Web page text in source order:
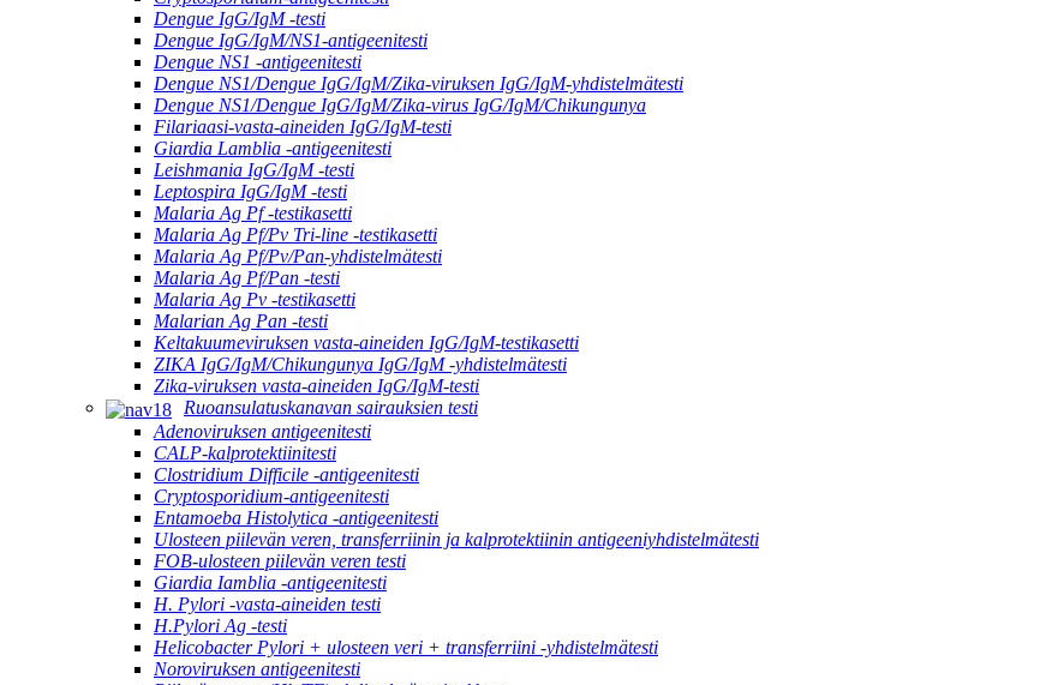
Dengue IgG/IgM -testi
Dengue IgG/IgM/NS1-antigeenitesti
Dengue NS1 -antigeenitesti
Dengue NS1/Dengue IgG/IgM/Zika-viruksen IgG/IgM-yhdistelmätesti
Dengue NS1/Dengue IgG/IgM/Zika-virus IgG/IgM/Chikungunya
Filariaasi-vasta-aineiden IgG/IgM-testi
Giardia Lamblia -antigeenitesti
Leishmania IgG/IgM -testi
Leptospira IgG/IgM -testi
Malaria Ag Pf -testikasetti
Malaria Ag Pf/Pv Tri-line -testikasetti
Malaria Ag Pf/Pv/Pan-yhdistelmätesti
Malaria Ag Pf/Pan -testi
Malaria Ag Pv -testikasetti
Malarian Ag Pan -testi
Keltakuumeviruksen vasta-aineiden IgG/IgM-testikasetti
ZIKA IgG/IgM/Chikungunya IgG/IgM -yhdistelmätesti
Zika-viruksen vasta-aineiden IgG/IgM-testi
Ruoansulatuskanavan sairauksien testi
Adenoviruksen antigeenitesti
CALP-kalprotektiinitesti
Clostridium Difficile -antigeenitesti
Cryptosporidium-antigeenitesti
Entamoeba Histolytica -antigeenitesti
Ulosteen piilevän veren, transferriinin ja kalprotektiinin antigeeniyhdistelmätesti
FOB-ulosteen piilevän veren testi
Giardia Iamblia -antigeenitesti
H. Pylori -vasta-aineiden testi
H.Pylori Ag -testi
Helicobacter Pylori + ulosteen veri + transferriini -yhdistelmätesti
Noroviruksen antigeenitesti